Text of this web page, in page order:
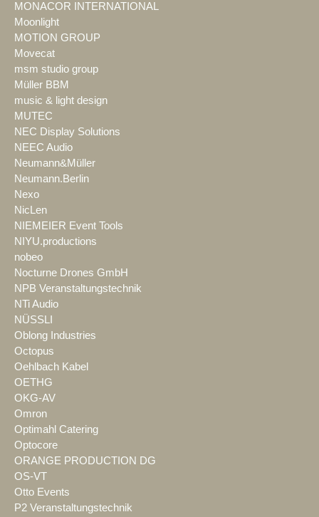
MONACOR INTERNATIONAL
Moonlight
MOTION GROUP
Movecat
msm studio group
Müller BBM
music & light design
MUTEC
NEC Display Solutions
NEEC Audio
Neumann&Müller
Neumann.Berlin
Nexo
NicLen
NIEMEIER Event Tools
NIYU.productions
nobeo
Nocturne Drones GmbH
NPB Veranstaltungstechnik
NTi Audio
NÜSSLI
Oblong Industries
Octopus
Oehlbach Kabel
OETHG
OKG-AV
Omron
Optimahl Catering
Optocore
ORANGE PRODUCTION DG
OS-VT
Otto Events
P2 Veranstaltungstechnik